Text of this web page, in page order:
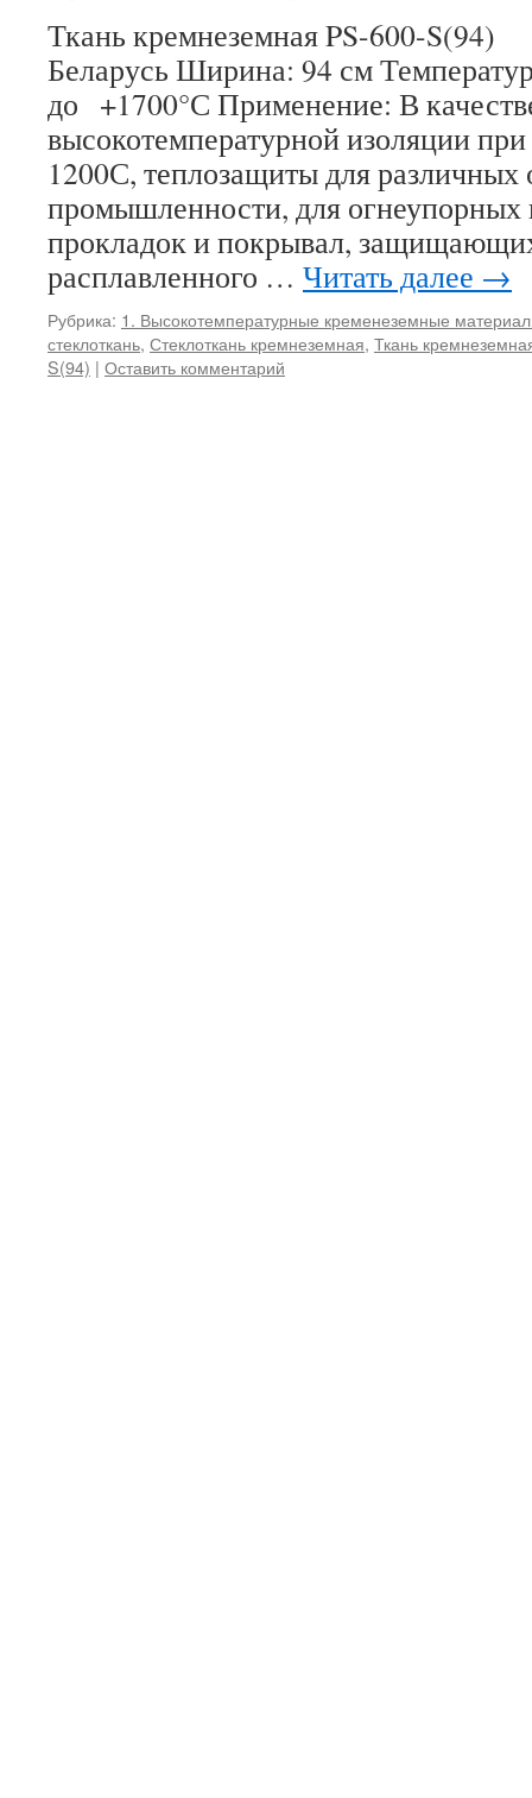
Ткань кремнеземная PS-600-
Беларусь Ширина: 94 см
до +1700°С Применение: В
высокотемпературной изоляции
1200С, теплозащиты для различных
промышленности, для огнеупорных
прокладок и покрывал,
расплавленного … Читать далее →
Рубрика: 1. Высокотемпературные кременеземные
стеклоткань, Стеклоткань кремнеземная, Ткань
S(94) | Оставить комментарий